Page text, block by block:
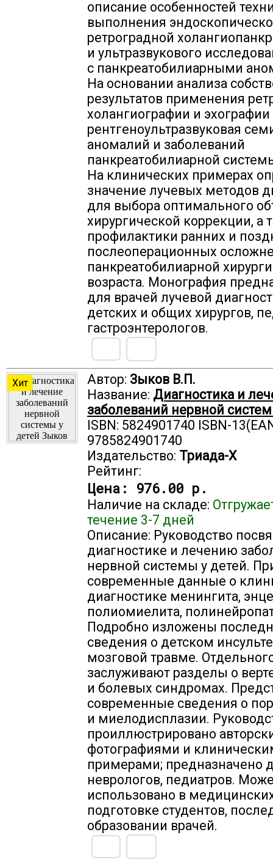
описание особенностей
выполнения
ретроградной
и ультразвукового
с панкреатобилиарными
На основании анализа
результатов применения
холангиографии и
рентгеноультразвуковая
аномалий и заболеваний
панкреатобилиарной
На клинических примерах
значение лучевых методов
для выбора оптимального
хирургической коррекции, а
профилактики ранних и
послеоперационных
панкреатобилиарной
возраста. Монография
для врачей лучевой
детских и общих хирургов,
гастроэнтерологов.
Хит Автор: Зыков В.П.
Название: Диагностика и
заболеваний нервной
ISBN: 5824901740 ISBN-
9785824901740
Издательство: Триада-X
Рейтинг:
Цена: 976.00 р.
Наличие на складе:
течение 3-7 дней
Описание: Руководство
диагностике и лечению
нервной системы у детей.
современные данные о
диагностике менингита,
полиомиелита,
Подробно изложены
сведения о детском
мозговой травме.
заслуживают разделы о
и болевых синдромах.
современные сведения о
и миелодисплазии.
проиллюстрировано
фотографиями и
примерами; предназначено
неврологов, педиатров.
использовано в
подготовке студентов,
образовании врачей.